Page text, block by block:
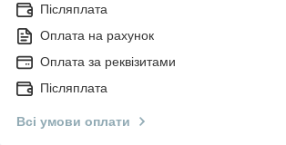
Післяплата
Оплата на рахунок
Оплата за реквізитами
Післяплата
Всі умови оплати